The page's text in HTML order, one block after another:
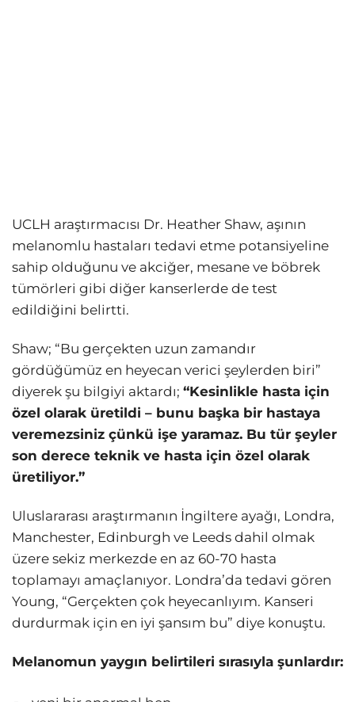
UCLH araştırmacısı Dr. Heather Shaw, aşının
melanomlu hastaları tedavi etme potansiyeline
sahip olduğunu ve akciğer, mesane ve böbrek
tümörleri gibi diğer kanserlerde de test
edildiğini belirtti.
Shaw; “Bu gerçekten uzun zamandır
gördüğümüz en heyecan verici şeylerden biri”
diyerek şu bilgiyi aktardı; “Kesinlikle hasta için
özel olarak üretildi – bunu başka bir hastaya
veremezsiniz çünkü işe yaramaz. Bu tür şeyler
son derece teknik ve hasta için özel olarak
üretiliyor.”
Uluslararası araştırmanın İngiltere ayağı, Londra,
Manchester, Edinburgh ve Leeds dahil olmak
üzere sekiz merkezde en az 60-70 hasta
toplamayı amaçlanıyor. Londra’da tedavi gören
Young, “Gerçekten çok heyecanlıyım. Kanseri
durdurmak için en iyi şansım bu” diye konuştu.
Melanomun yaygın belirtileri sırasıyla şunlardır: